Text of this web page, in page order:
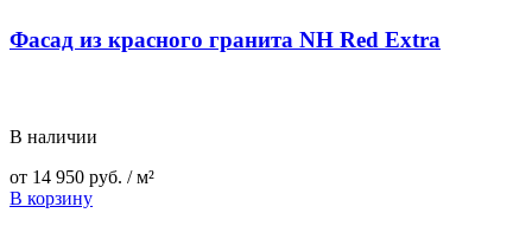
Фасад из красного гранита NH Red Extra
В наличии
от 14 950 руб. / м²
В корзину